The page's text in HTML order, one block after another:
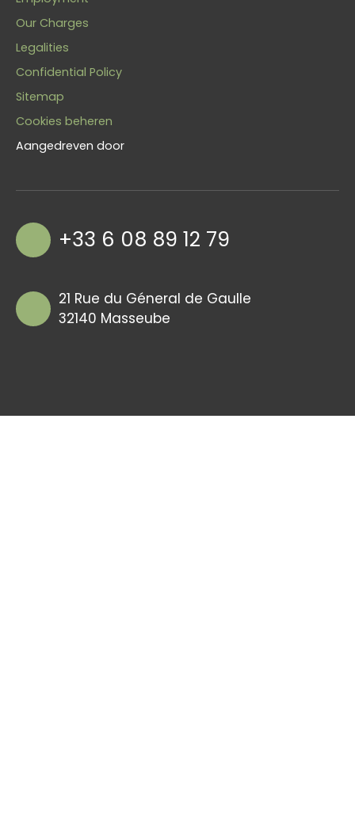
Our Charges
Legalities
Confidential Policy
Sitemap
Cookies beheren
Aangedreven door
+33 6 08 89 12 79
21 Rue du Géneral de Gaulle
32140 Masseube